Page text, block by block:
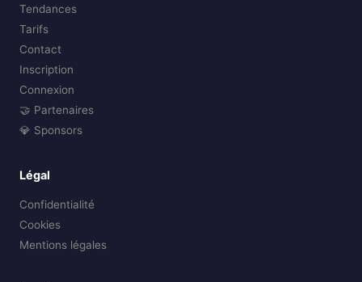
Tendances
Tarifs
Contact
Inscription
Connexion
🤝 Partenaires
💎 Sponsors
Légal
Confidentialité
Cookies
Mentions légales